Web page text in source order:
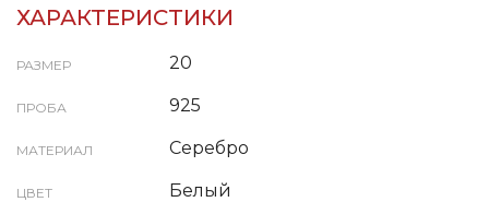
ХАРАКТЕРИСТИКИ
РАЗМЕР 20
ПРОБА 925
МАТЕРИАЛ Серебро
ЦВЕТ Белый